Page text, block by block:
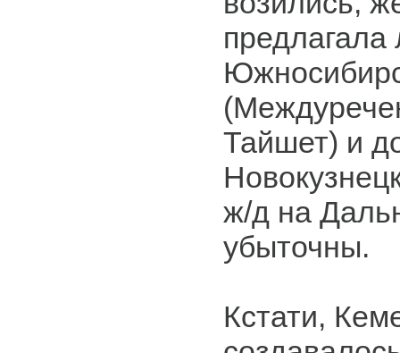
предлагала
Тайшет) и
ж/д на
убыточны.
Кстати,